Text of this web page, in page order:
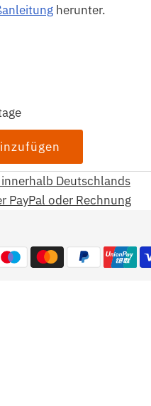
herunter.
Deutschlands
PayPal oder Rechnung